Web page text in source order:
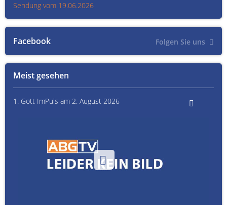
Meist gesehen
1. Gott ImPuls am 2. August 2026
Facebook Folgen Sie uns
Sendung vom 19.06.2026